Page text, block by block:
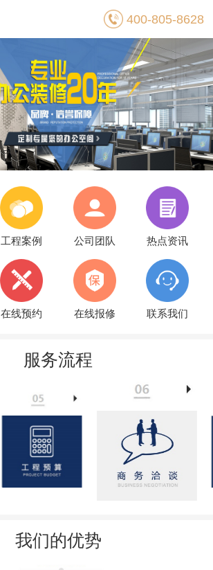
400-805-8628
工程案例 公司团队 热点资讯
在线预约 在线报修 联系我们
服务流程
我们的优势